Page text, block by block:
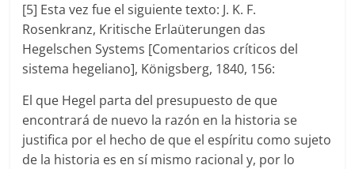
[5] Esta vez fue el siguiente texto: J. K. F.
Rosenkranz, Kritische Erlaüterungen das
Hegelschen Systems [Comentarios críticos del
sistema hegeliano], Königsberg, 1840, 156:
El que Hegel parta del presupuesto de que
encontrará de nuevo la razón en la historia se
justifica por el hecho de que el espíritu como sujeto
de la historia es en sí mismo racional y, por lo